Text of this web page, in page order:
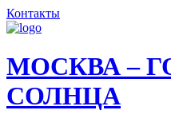
Контакты
МОСКВА –
СОЛНЦА